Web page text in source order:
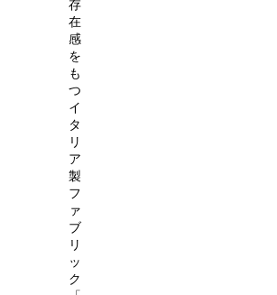
存
在
感
を
も
つ
イ
タ
リ
ア
製
フ
ァ
ブ
リ
ッ
ク